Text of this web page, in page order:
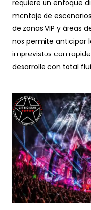
requiere un enfoque
montaje de
de zonas VIP y áreas
nos permite anticipar
imprevistos con
desarrolle con total